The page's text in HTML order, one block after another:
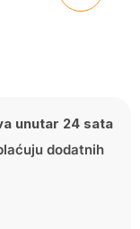
unutar 24 sata
dodatnih